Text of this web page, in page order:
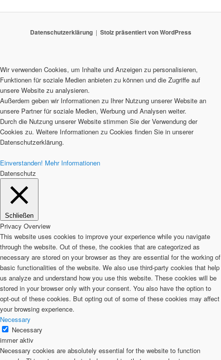
Datenschutzerklärung Stolz präsentiert von WordPress
Wir verwenden Cookies, um Inhalte und Anzeigen zu personalisieren,
Funktionen für soziale Medien anbieten zu können und die Zugriffe auf
unsere Website zu analysieren.
Außerdem geben wir Informationen zu Ihrer Nutzung unserer Website an
unsere Partner für soziale Medien, Werbung und Analysen weiter.
Durch die Nutzung unserer Website stimmen Sie der Verwendung der
Cookies zu. Weitere Informationen zu Cookies finden Sie in unserer
Datenschutzerklärung.
Einverstanden! Mehr Informationen
Datenschutz
Schließen
Privacy Overview
This website uses cookies to improve your experience while you navigate
through the website. Out of these, the cookies that are categorized as
necessary are stored on your browser as they are essential for the working of
basic functionalities of the website. We also use third-party cookies that help
us analyze and understand how you use this website. These cookies will be
stored in your browser only with your consent. You also have the option to
opt-out of these cookies. But opting out of some of these cookies may affect
your browsing experience.
Necessary
Necessary
immer aktiv
Necessary cookies are absolutely essential for the website to function